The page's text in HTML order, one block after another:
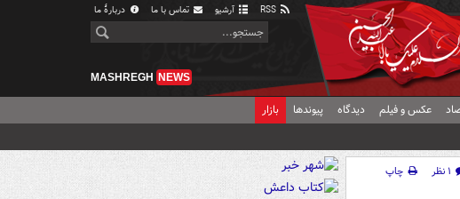
آرشیو تماس با ما دربارهٔ ما
MASHREGH NEWS
عکس و فیلم دیدگاه پیوندها بازار
۱ نظر
چاپ